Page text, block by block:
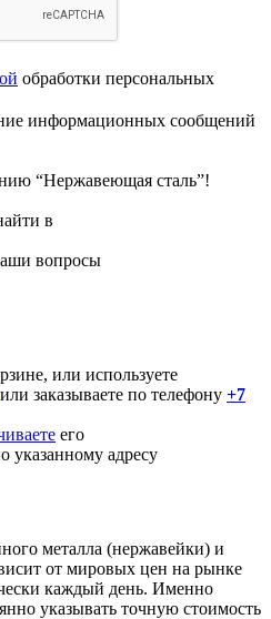
обработки персональных
информационных сообщений
“Нержавеющая сталь”!
в
вопросы
или используете
заказываете по телефону +7
его
указанному адресу
металла (нержавейки) и
от мировых цен на рынке
каждый день. Именно
указывать точную стоимость